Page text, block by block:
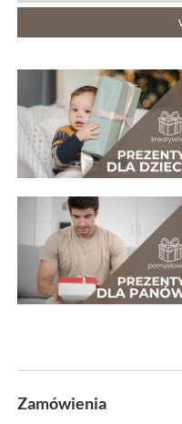
Zamówienia